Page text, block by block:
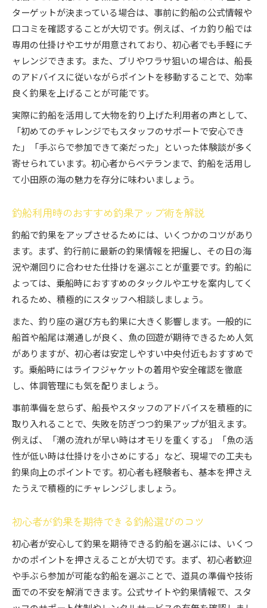
ターゲットが決まっている場合は、事前に釣船の公式情報や
口コミを確認することが大切です。例えば、イカ釣り船では
専用の仕掛けやエサが用意されており、初心者でも手軽にチ
ャレンジできます。また、ブリやワラサ狙いの場合は、船長
のアドバイスに従いながらポイントを移動することで、効率
良く釣果を上げることが可能です。
実際に釣船を活用して大物を釣り上げた利用者の声として、
「初めてのチャレンジでもスタッフのサポートで安心でき
た」「手ぶらで参加できて楽だった」といった体験談が多く
寄せられています。初心者からベテランまで、釣船を活用し
て小田原の海の魅力を存分に味わいましょう。
釣船利用時のおすすめ釣果アップ術を解説
釣船で釣果をアップさせるためには、いくつかのコツがあり
ます。まず、釣行前に最新の釣果情報を把握し、その日の海
況や潮回りに合わせた仕掛けを選ぶことが重要です。釣船に
よっては、乗船時におすすめのタックルやエサを案内してく
れるため、積極的にスタッフへ相談しましょう。
また、釣り座の選び方も釣果に大きく影響します。一般的に
船首や船尾は潮通しが良く、魚の回遊が期待できるため人気
がありますが、初心者は安定しやすい中央付近もおすすめで
す。乗船時にはライフジャケットの着用や安全確認を徹底
し、体調管理にも気を配りましょう。
事前準備を怠らず、船長やスタッフのアドバイスを積極的に
取り入れることで、失敗を防ぎつつ釣果アップが狙えます。
例えば、「潮の流れが早い時はオモリを重くする」「魚の活
性が低い時は仕掛けを小さめにする」など、現場での工夫も
釣果向上のポイントです。初心者も経験者も、基本を押さえ
たうえで積極的にチャレンジしましょう。
初心者が釣果を期待できる釣船選びのコツ
初心者が安心して釣果を期待できる釣船を選ぶには、いくつ
かのポイントを押さえることが大切です。まず、初心者歓迎
や手ぶら参加が可能な釣船を選ぶことで、道具の準備や技術
面での不安を解消できます。公式サイトや釣果情報で、スタ